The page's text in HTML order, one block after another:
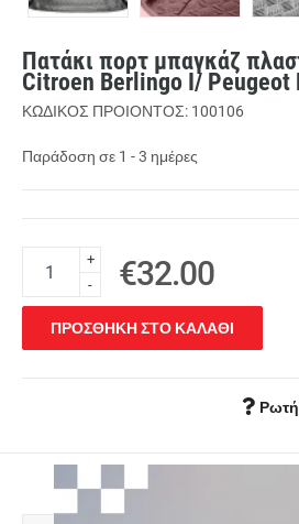
Πατάκι πορτ μπαγκάζ
Citroen Berlingo I/ Peugeot
ΚΩΔΙΚΟΣ ΠΡΟΙΟΝΤΟΣ: 100106
Παράδοση σε 1 - 3 ημέρες
+
-
€32.00
ΠΡΟΣΘΗΚΗ ΣΤΟ ΚΑΛΑΘΙ